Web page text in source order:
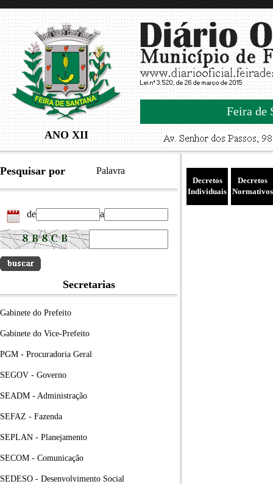
ANO XII
Feira de
Pesquisar por Palavra
de a
Secretarias
Gabinete do Prefeito
Gabinete do Vice-Prefeito
PGM - Procuradoria Geral
SEGOV - Governo
SEADM - Administração
SEFAZ - Fazenda
SEPLAN - Planejamento
SECOM - Comunicação
SEDESO - Desenvolvimento Social
Decretos
Individuais
Decretos
Normativos